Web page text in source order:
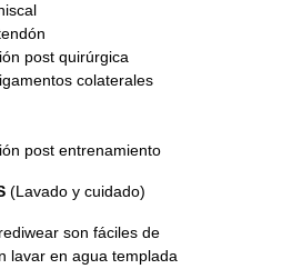
post quirúrgica
colaterales
post entrenamiento
(Lavado y cuidado)
son fáciles de
lavar en agua templada